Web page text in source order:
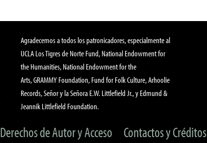
Agradecemos a todos los patronicadores, especialmente al
UCLA Los Tigres de Norte Fund, National Endowment for
the Humanities, National Endowment for the
Arts, GRAMMY Foundation, Fund for Folk Culture, Arhoolie
Records, Señor y la Señora E.W. Littlefield Jr., y Edmund &
Jeannik Littlefield Foundation.
Derechos de Autor y Acceso Contactos y Créditos